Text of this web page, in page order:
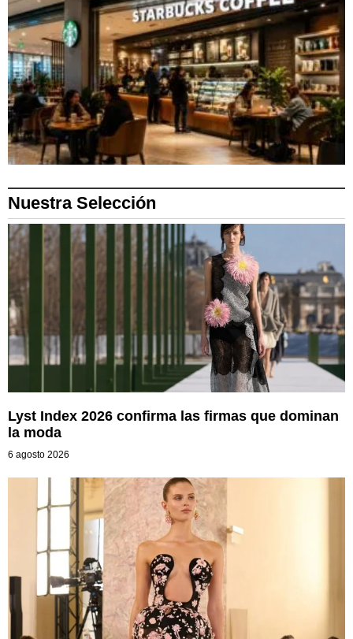
Nuestra Selección
Lyst Index 2026 confirma las firmas que dominan
la moda
6 agosto 2026